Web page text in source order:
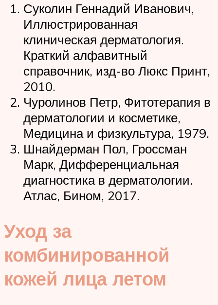
Суколин Геннадий Иванович,
Иллюстрированная
клиническая дерматология.
Краткий алфавитный
справочник, изд-во Люкс Принт,
2010.
Чуролинов Петр, Фитотерапия в
дерматологии и косметике,
Медицина и физкультура, 1979.
Шнайдерман Пол, Гроссман
Марк, Дифференциальная
диагностика в дерматологии.
Атлас, Бином, 2017.
Уход за
комбинированной
кожей лица летом